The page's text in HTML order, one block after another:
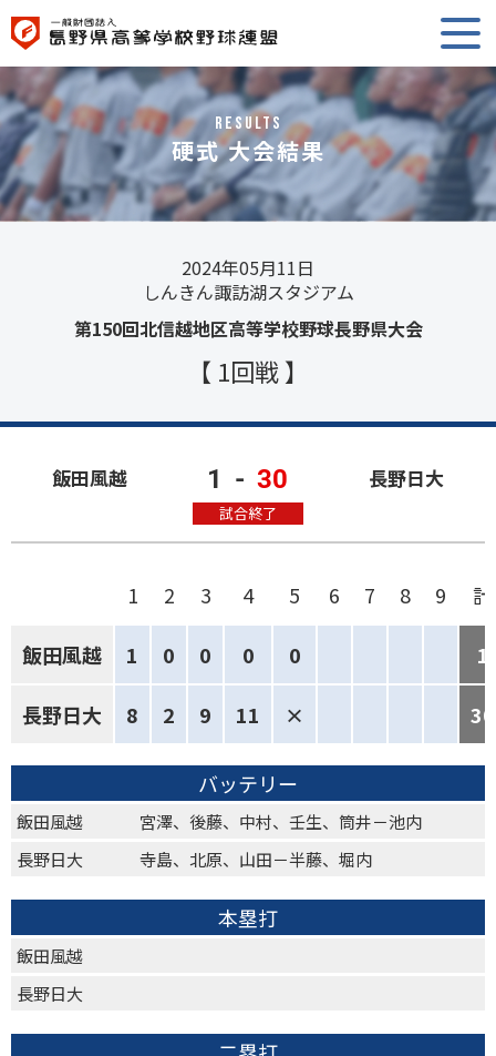
RESULTS
硬式 大会結果
2024年05月11日
しんきん諏訪湖スタジアム
第150回北信越地区高等学校野球長野県大会
【 1回戦 】
飯田風越 1 - 30
試合終了
長野日大
1 2 3 4 5 6 7 8 9 計
飯田風越 1 0 0 0 0 1
長野日大 8 2 9 11 × 30
バッテリー
飯田風越
宮澤、後藤、中村、壬生、筒井－池内
長野日大
寺島、北原、山田－半藤、堀内
本塁打
飯田風越
長野日大